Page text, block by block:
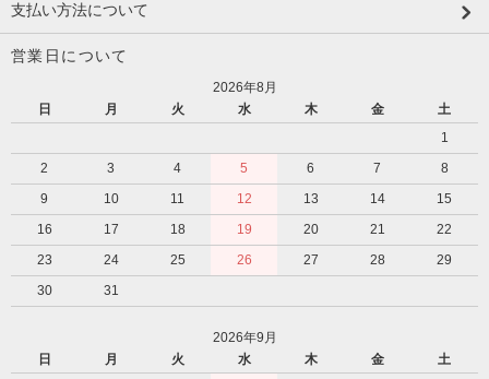
支払い方法について
営業日について
2026年8月
日
月 火 水 木 金
土
1
2
3 4 5 6 7
8
9
10 11 12 13 14
15
16
17 18 19 20 21
22
23
24 25 26 27 28
29
30
31
2026年9月
日
月 火 水 木 金
土